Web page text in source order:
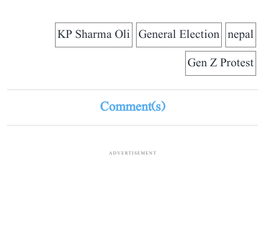
nepal
General Election
KP Sharma Oli
Gen Z Protest
Comment(s)
ADVERTISEMENT